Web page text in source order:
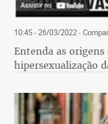
10:45 - 26/03/2022-
Entenda as origens
hipersexualização